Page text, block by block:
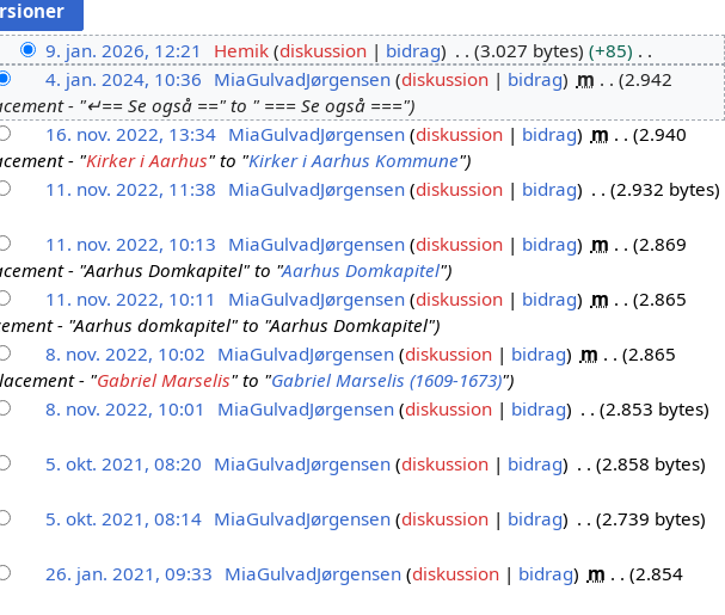
9. jan. 2026, 12:21 Hemik diskussion bidrag 3.027 bytes
+85
4. jan. 2024, 10:36 MiaGulvadJørgensen diskussion bidrag m
2.942
- "↵== Se også ==" to " === Se også ==="
16. nov. 2022, 13:34 MiaGulvadJørgensen diskussion bidrag m
2.940
- "Kirker i Aarhus" to "Kirker i Aarhus Kommune"
11. nov. 2022, 11:38 MiaGulvadJørgensen diskussion bidrag
2.932 bytes
11. nov. 2022, 10:13 MiaGulvadJørgensen diskussion bidrag m
2.869
- "Aarhus Domkapitel" to "Aarhus Domkapitel"
11. nov. 2022, 10:11 MiaGulvadJørgensen diskussion bidrag m
2.865
- "Aarhus domkapitel" to "Aarhus Domkapitel"
8. nov. 2022, 10:02 MiaGulvadJørgensen diskussion bidrag m
2.865
- "Gabriel Marselis" to "Gabriel Marselis (1609-1673)"
8. nov. 2022, 10:01 MiaGulvadJørgensen diskussion bidrag
2.853 bytes
5. okt. 2021, 08:20 MiaGulvadJørgensen diskussion bidrag
2.858 bytes
5. okt. 2021, 08:14 MiaGulvadJørgensen diskussion bidrag
2.739 bytes
26. jan. 2021, 09:33 MiaGulvadJørgensen diskussion bidrag m
2.854